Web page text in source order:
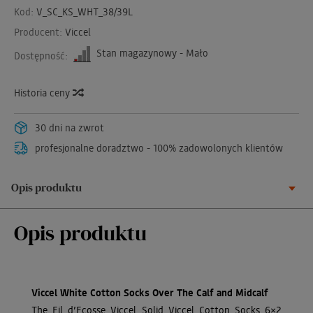
Kod: V_SC_KS_WHT_38/39L
Producent: Viccel
Dostępność:
Stan magazynowy - Mało
Historia ceny
30 dni na zwrot
profesjonalne doradztwo - 100% zadowolonych klientów
Opis produktu
Opis produktu
Viccel White Cotton Socks Over The Calf and Midcalf
The Fil d’Ecosse Viccel Solid Viccel Cotton Socks 6×2